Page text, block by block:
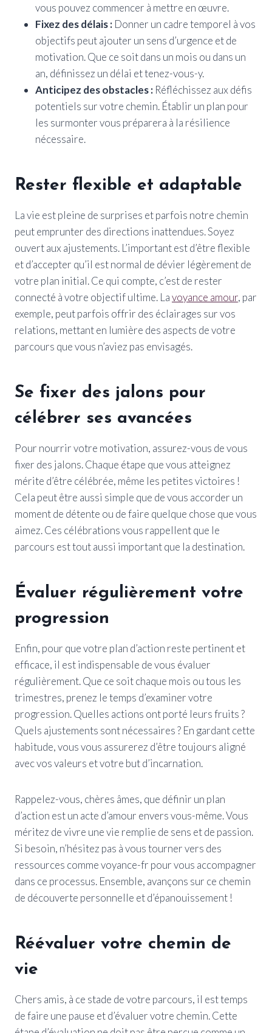
vous pouvez commencer à mettre en œuvre.
Fixez des délais : Donner un cadre temporel à vos
objectifs peut ajouter un sens d’urgence et de
motivation. Que ce soit dans un mois ou dans un
an, définissez un délai et tenez-vous-y.
Anticipez des obstacles : Réfléchissez aux défis
potentiels sur votre chemin. Établir un plan pour
les surmonter vous préparera à la résilience
nécessaire.
Rester flexible et adaptable
La vie est pleine de surprises et parfois notre chemin
peut emprunter des directions inattendues. Soyez
ouvert aux ajustements. L’important est d’être flexible
et d’accepter qu’il est normal de dévier légèrement de
votre plan initial. Ce qui compte, c’est de rester
connecté à votre objectif ultime. Lavoyance amour, par
exemple, peut parfois offrir des éclairages sur vos
relations, mettant en lumière des aspects de votre
parcours que vous n’aviez pas envisagés.
Se fixer des jalons pour
célébrer ses avancées
Pour nourrir votre motivation, assurez-vous de vous
fixer des jalons. Chaque étape que vous atteignez
mérite d’être célébrée, même les petites victoires !
Cela peut être aussi simple que de vous accorder un
moment de détente ou de faire quelque chose que vous
aimez. Ces célébrations vous rappellent que le
parcours est tout aussi important que la destination.
Évaluer régulièrement votre
progression
Enfin, pour que votre plan d’action reste pertinent et
efficace, il est indispensable de vous évaluer
régulièrement. Que ce soit chaque mois ou tous les
trimestres, prenez le temps d’examiner votre
progression. Quelles actions ont porté leurs fruits ?
Quels ajustements sont nécessaires ? En gardant cette
habitude, vous vous assurerez d’être toujours aligné
avec vos valeurs et votre but d’incarnation.
Rappelez-vous, chères âmes, que définir un plan
d’action est un acte d’amour envers vous-même. Vous
méritez de vivre une vie remplie de sens et de passion.
Si besoin, n’hésitez pas à vous tourner vers des
ressources comme voyance-fr pour vous accompagner
dans ce processus. Ensemble, avançons sur ce chemin
de découverte personnelle et d’épanouissement !
Réévaluer votre chemin de
vie
Chers amis, à ce stade de votre parcours, il est temps
de faire une pause et d’évaluer votre chemin. Cette